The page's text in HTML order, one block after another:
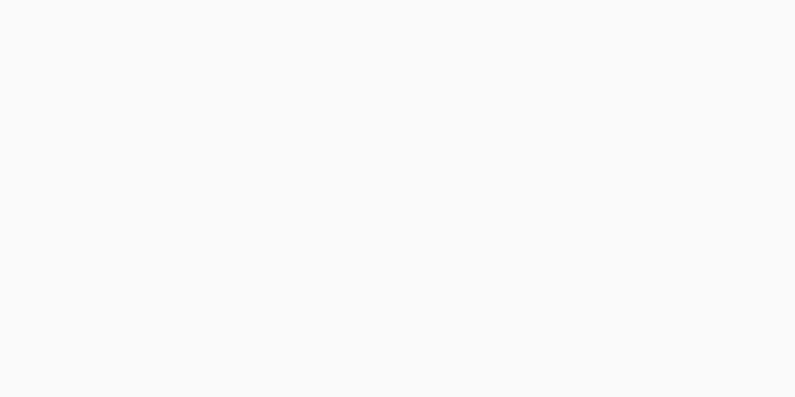
информации выделяют:
таких как отчёты, накладные и платёжные поручения.
Information System)
работ в течение нескольких месяцев или недель, например при анализе поставок, сбыта или составлении
Support System)
ресурсов и финансирования, ориентируясь на сложные бизнес-процессы, требующие аналитической
управления в организации:
заказов.